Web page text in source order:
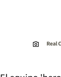
Real